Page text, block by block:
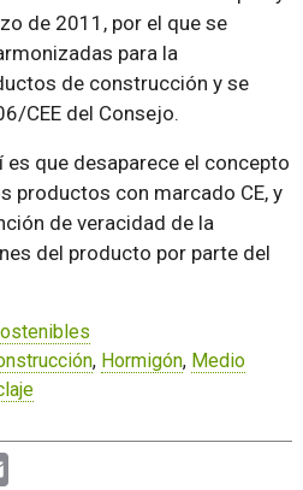
de 2011, por el que se
para la
de construcción y se
CEE del Consejo.
es que desaparece el concepto
productos con marcado CE, y
de veracidad de la
del producto por parte del
, Hormigón, Medio
Email